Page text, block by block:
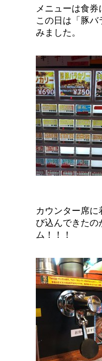
メニューは食券
この日は「豚
みました。
カウンター席
び込んできたの
ム！！！